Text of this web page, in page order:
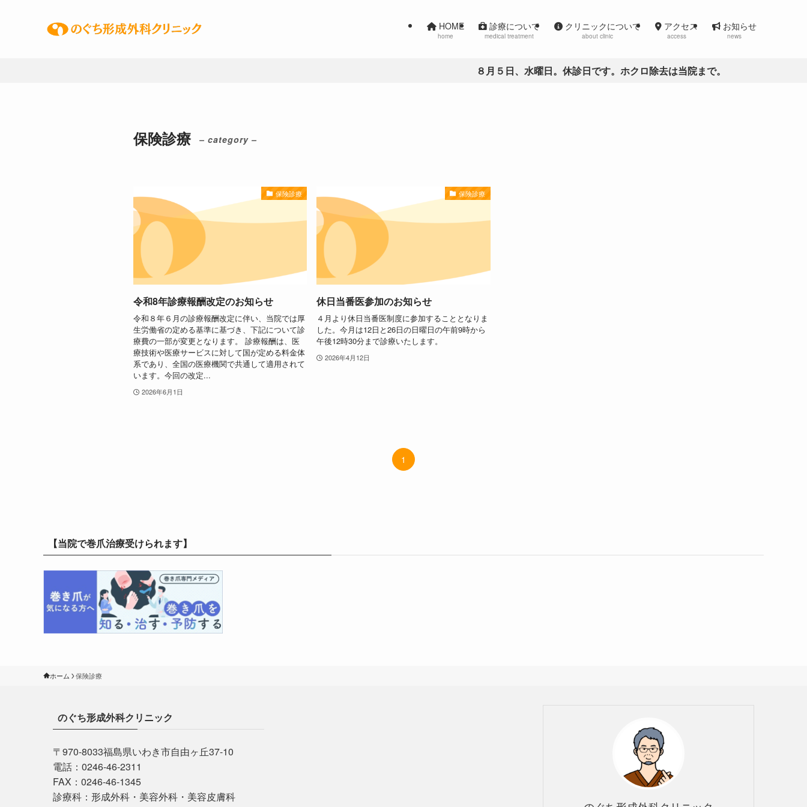
HOME
home
診療について
medical treatment
クリニックについて
about clinic
アクセス
access
お知らせ
news
８月５日、水曜日。休診日です。ホクロ除去は当院まで。
保険診療 – category –
保険診療
令和8年診療報酬改定のお知らせ
令和８年６月の診療報酬改定に伴い、当院では厚
生労働省の定める基準に基づき、下記について診
療費の一部が変更となります。 診療報酬は、医
療技術や医療サービスに対して国が定める料金体
系であり、全国の医療機関で共通して適用されて
います。今回の改定...
2026年6月1日
保険診療
休日当番医参加のお知らせ
４月より休日当番医制度に参加することとなりま
した。今月は12日と26日の日曜日の午前9時から
午後12時30分まで診療いたします。
2026年4月12日
1
【当院で巻爪治療受けられます】
ホーム 保険診療
のぐち形成外科クリニック
〒970-8033福島県いわき市自由ヶ丘37-10
電話：0246-46-2311
FAX：0246-46-1345
診療科：形成外科・美容外科・美容皮膚科